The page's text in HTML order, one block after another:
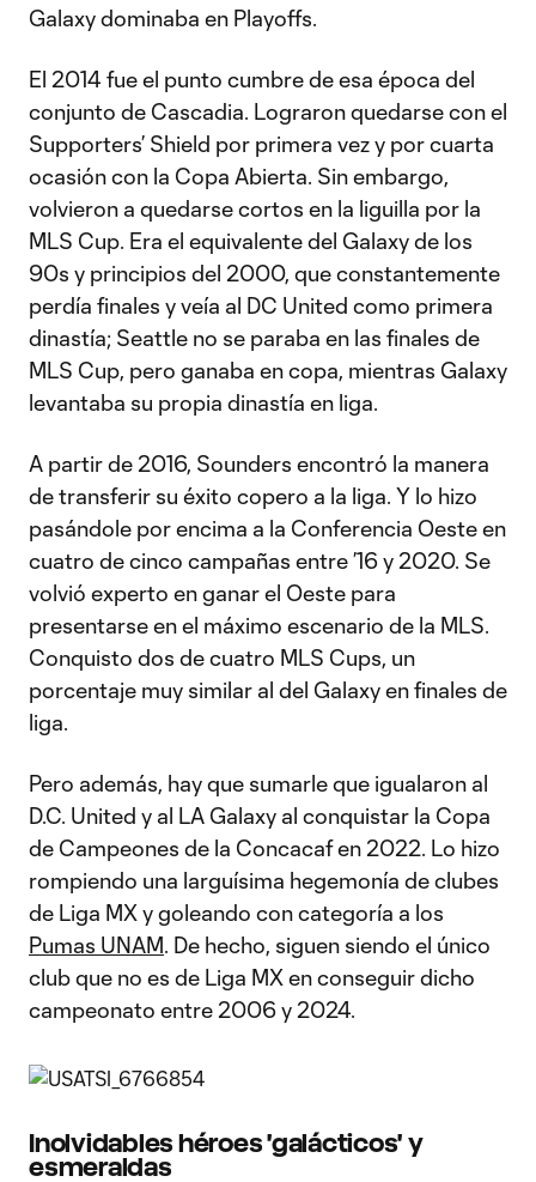
Galaxy dominaba en Playoffs.
El 2014 fue el punto cumbre de esa época del
conjunto de Cascadia. Lograron quedarse con el
Supporters’ Shield por primera vez y por cuarta
ocasión con la Copa Abierta. Sin embargo,
volvieron a quedarse cortos en la liguilla por la
MLS Cup. Era el equivalente del Galaxy de los
90s y principios del 2000, que constantemente
perdía finales y veía al DC United como primera
dinastía; Seattle no se paraba en las finales de
MLS Cup, pero ganaba en copa, mientras Galaxy
levantaba su propia dinastía en liga.
A partir de 2016, Sounders encontró la manera
de transferir su éxito copero a la liga. Y lo hizo
pasándole por encima a la Conferencia Oeste en
cuatro de cinco campañas entre ’16 y 2020. Se
volvió experto en ganar el Oeste para
presentarse en el máximo escenario de la MLS.
Conquisto dos de cuatro MLS Cups, un
porcentaje muy similar al del Galaxy en finales de
liga.
Pero además, hay que sumarle que igualaron al
D.C. United y al LA Galaxy al conquistar la Copa
de Campeones de la Concacaf en 2022. Lo hizo
rompiendo una larguísima hegemonía de clubes
de Liga MX y goleando con categoría a los
Pumas UNAM. De hecho, siguen siendo el único
club que no es de Liga MX en conseguir dicho
campeonato entre 2006 y 2024.
Inolvidables héroes 'galácticos' y
esmeraldas